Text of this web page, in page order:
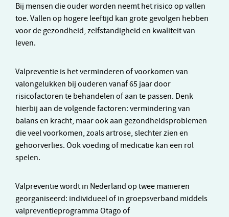
Bij mensen die ouder worden neemt het risico op vallen
toe. Vallen op hogere leeftijd kan grote gevolgen hebben
voor de gezondheid, zelfstandigheid en kwaliteit van
leven.
Valpreventie is het verminderen of voorkomen van
valongelukken bij ouderen vanaf 65 jaar door
risicofactoren te behandelen of aan te passen. Denk
hierbij aan de volgende factoren: vermindering van
balans en kracht, maar ook aan gezondheidsproblemen
die veel voorkomen, zoals artrose, slechter zien en
gehoorverlies. Ook voeding of medicatie kan een rol
spelen.
Valpreventie wordt in Nederland op twee manieren
georganiseerd: individueel of in groepsverband middels
valpreventieprogramma Otago of